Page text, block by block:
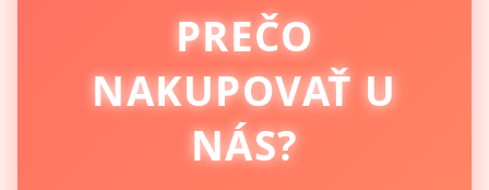
PREČO
NAKUPOVAŤ U
NÁS?